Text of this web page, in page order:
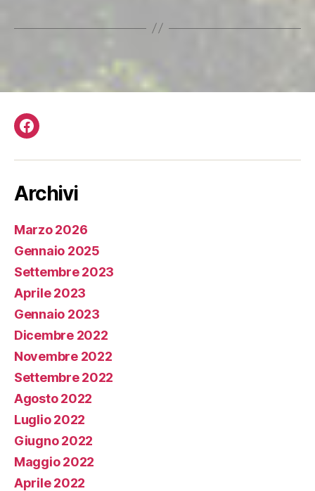
Facebook
Archivi
Marzo 2026
Gennaio 2025
Settembre 2023
Aprile 2023
Gennaio 2023
Dicembre 2022
Novembre 2022
Settembre 2022
Agosto 2022
Luglio 2022
Giugno 2022
Maggio 2022
Aprile 2022